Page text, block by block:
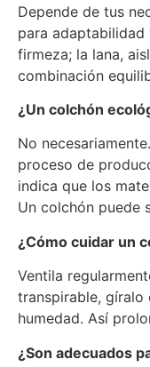
Depende de tus
para
firmeza; la lana,
combinación
¿Un colchón
No
proceso de
indica que los
Un colchón puede
¿Cómo cuidar un
Ventila
transpirable,
humedad. Así
¿Son adecuados